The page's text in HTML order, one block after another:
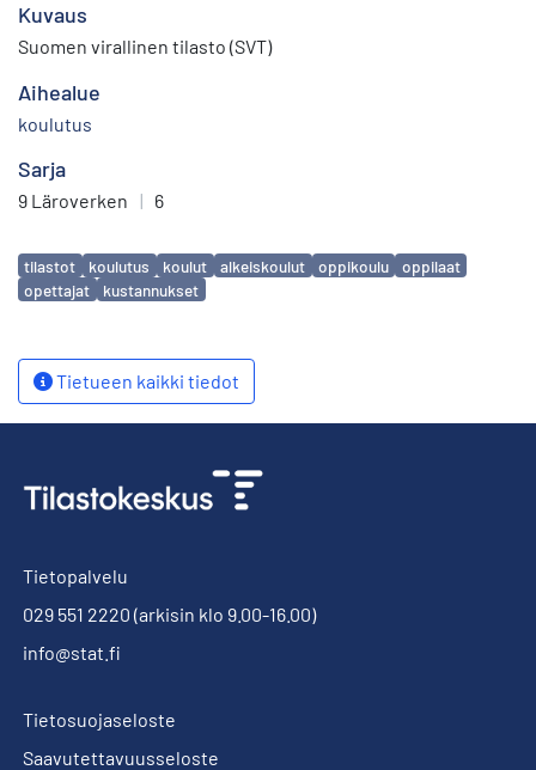
Kuvaus
Suomen virallinen tilasto (SVT)
Aihealue
koulutus
Sarja
9 Läroverken | 6
Avainsanat
tilastot koulutus koulut alkeiskoulut oppikoulu
oppilaat
opettajat
kustannukset
Tietueen kaikki tiedot
Tietopalvelu
029 551 2220 (arkisin klo 9.00-16.00)
info@stat.fi
Tietosuojaseloste
Saavutettavuusseloste